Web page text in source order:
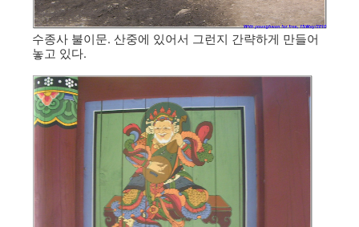
수종사 불이문. 산중에 있어서 그런지 간략하게 만들어
놓고 있다.